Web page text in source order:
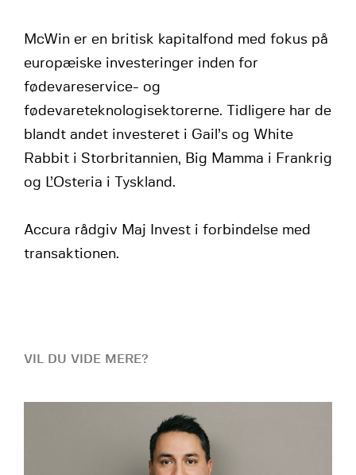
McWin er en britisk kapitalfond med fokus på
europæiske investeringer inden for
fødevareservice- og
fødevareteknologisektorerne. Tidligere har de
blandt andet investeret i Gail’s og White
Rabbit i Storbritannien, Big Mamma i Frankrig
og L’Osteria i Tyskland.
Accura rådgiv Maj Invest i forbindelse med
transaktionen.
VIL DU VIDE MERE?